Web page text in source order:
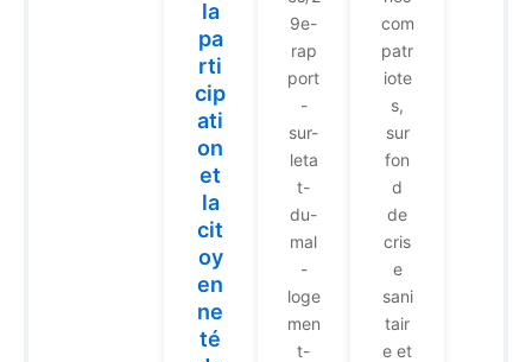
la
pa
rti
cip
ati
on
et
la
cit
oy
en
ne
té
9e-
rap
port
-
sur-
leta
t-
du-
mal
-
loge
men
t-
com
patr
iote
s,
sur
fon
d
de
cris
e
sani
tair
e et